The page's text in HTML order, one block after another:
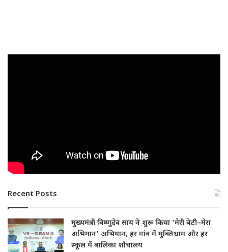
Recent Posts
मुख्यमंत्री विष्णुदेव साय ने शुरू किया ‘मेरी बेटी–मेरा
अभिमान’ अभियान, हर गांव में मुक्तिधाम और हर
स्कूल में बालिका शौचालय